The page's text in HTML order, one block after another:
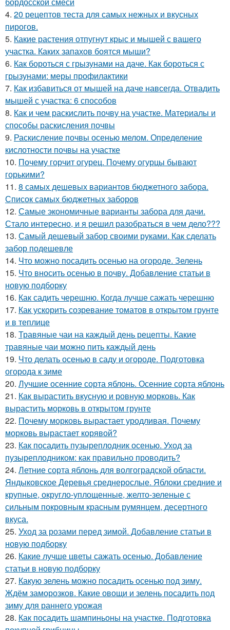
4. 20 рецептов теста для самых нежных и вкусных
пирогов.
5. Какие растения отпугнут крыс и мышей с вашего
участка. Каких запахов боятся мыши?
6. Как бороться с грызунами на даче. Как бороться с
грызунами: меры профилактики
7. Как избавиться от мышей на даче навсегда. Отвадить
мышей с участка: 6 способов
8. Как и чем раскислить почву на участке. Материалы и
способы раскисления почвы
9. Раскисление почвы осенью мелом. Определение
кислотности почвы на участке
10. Почему горчит огурец. Почему огурцы бывают
горькими?
11. 8 самых дешевых вариантов бюджетного забора.
Список самых бюджетных заборов
12. Самые экономичные варианты забора для дачи.
Стало интересно, и я решил разобраться в чем дело???
13. Самый дешевый забор своими руками. Как сделать
забор подешевле
14. Что можно посадить осенью на огороде. Зелень
15. Что вносить осенью в почву. Добавление статьи в
новую подборку
16. Как садить черешню. Когда лучше сажать черешню
17. Как ускорить созревание томатов в открытом грунте
и в теплице
18. Травяные чаи на каждый день рецепты. Какие
травяные чаи можно пить каждый день
19. Что делать осенью в саду и огороде. Подготовка
огорода к зиме
20. Лучшие осенние сорта яблонь. Осенние сорта яблонь
21. Как вырастить вкусную и ровную морковь. Как
вырастить морковь в открытом грунте
22. Почему морковь вырастает уродливая. Почему
морковь вырастает корявой?
23. Как посадить пузыреплодник осенью. Уход за
пузыреплодником: как правильно проводить?
24. Летние сорта яблонь для волгоградской области.
Яндыковское Деревья среднерослые. Яблоки средние и
крупные, округло-уплощенные, желто-зеленые с
сильным покровным красным румянцем, десертного
вкуса.
25. Уход за розами перед зимой. Добавление статьи в
новую подборку
26. Какие лучше цветы сажать осенью. Добавление
статьи в новую подборку
27. Какую зелень можно посадить осенью под зиму.
Ждём заморозков. Какие овощи и зелень посадить под
зиму для раннего урожая
28. Как посадить шампиньоны на участке. Подготовка